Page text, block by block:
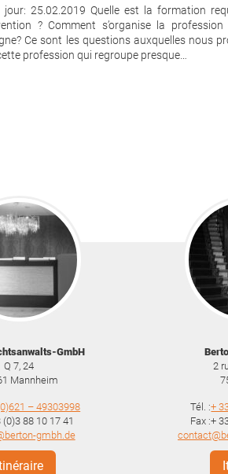
jour: 25.02.2019 Quelle est la formation
? Comment s’organise la
Ce sont les questions auxquelles nous
profession qui regroupe presque…
GmbH
Q 7, 24
Mannheim
– 49303998
(0)3 88 10 17 41
gmbh.de
2
Tél. :+
Fax :+